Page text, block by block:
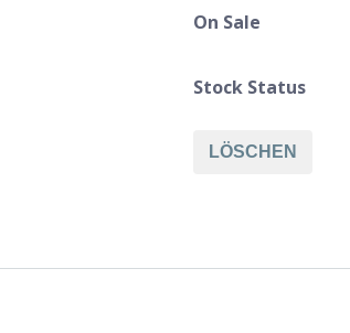
iPhone 14 Pro Max
On Sale
Stock Status
LÖSCHEN